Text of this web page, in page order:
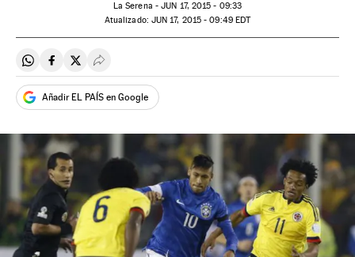
La Serena -JUN 17, 2015 - 09:33
atualizado: JUN 17, 2015 - 09:49EDT
Compartir en Whatsapp
Compartir en Facebook
Compartir en Twitter
Desplegar Redes Sociales
Añadir EL PAÍS en Google